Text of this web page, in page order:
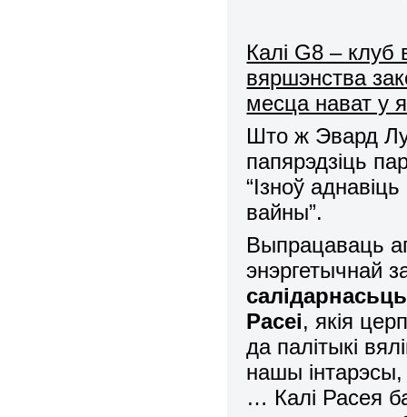
Калі G8 – клуб
вяршэнства
месца нават у
Што ж Эвард
папярэдзіць
“Ізноў
вайны”.
Выпрацаваць
энэргетычнай
Расеі, якія
да палітыкі
нашы
… Калі Расея